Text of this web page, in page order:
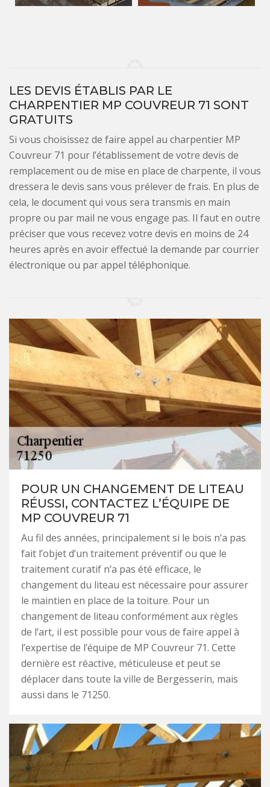
LES DEVIS ÉTABLIS PAR LE
CHARPENTIER MP COUVREUR 71 SONT
GRATUITS
Si vous choisissez de faire appel au charpentier MP
Couvreur 71 pour l’établissement de votre devis de
remplacement ou de mise en place de charpente, il vous
dressera le devis sans vous prélever de frais. En plus de
cela, le document qui vous sera transmis en main
propre ou par mail ne vous engage pas. Il faut en outre
préciser que vous recevez votre devis en moins de 24
heures après en avoir effectué la demande par courrier
électronique ou par appel téléphonique.
POUR UN CHANGEMENT DE LITEAU
RÉUSSI, CONTACTEZ L’ÉQUIPE DE
MP COUVREUR 71
Au fil des années, principalement si le bois n’a pas
fait l’objet d’un traitement préventif ou que le
traitement curatif n’a pas été efficace, le
changement du liteau est nécessaire pour assurer
le maintien en place de la toiture. Pour un
changement de liteau conformément aux règles
de l’art, il est possible pour vous de faire appel à
l’expertise de l’équipe de MP Couvreur 71. Cette
dernière est réactive, méticuleuse et peut se
déplacer dans toute la ville de Bergesserin, mais
aussi dans le 71250.